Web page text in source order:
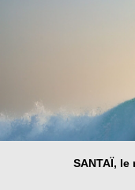
SANTAÏ,